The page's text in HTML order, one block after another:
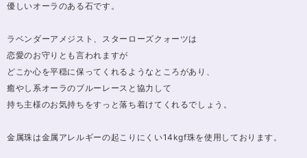
優しいオーラのある石です。
ラベンダーアメジスト、スターローズクォーツは
恋愛のお守りとも言われますが
どこか心を平穏に保ってくれるようなところがあり、
癒やし系オーラのブルーレースと協力して
持ち主様のお気持ちをすっと落ち着けてくれるでしょう。
金属珠は金属アレルギーの起こりにくい14kgf珠を使用しております。